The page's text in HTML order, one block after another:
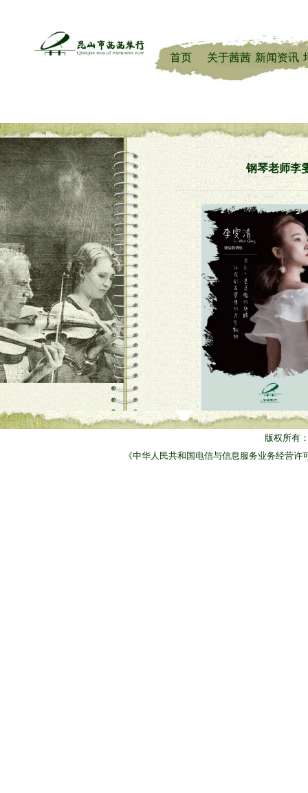
首页 关于茜茜 新闻资讯
钢琴老师李
版权所有
《中华人民共和国电信与信息服务业务经营许